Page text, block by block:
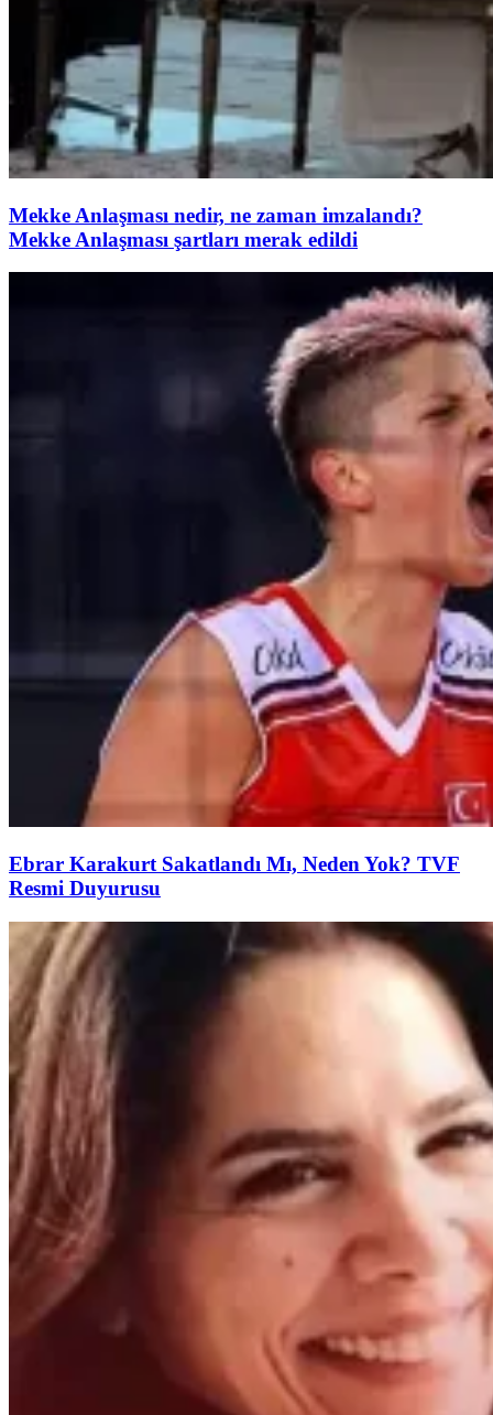
Mekke Anlaşması nedir, ne zaman imzalandı?
Mekke Anlaşması şartları merak edildi
Ebrar Karakurt Sakatlandı Mı, Neden Yok? TVF
Resmi Duyurusu